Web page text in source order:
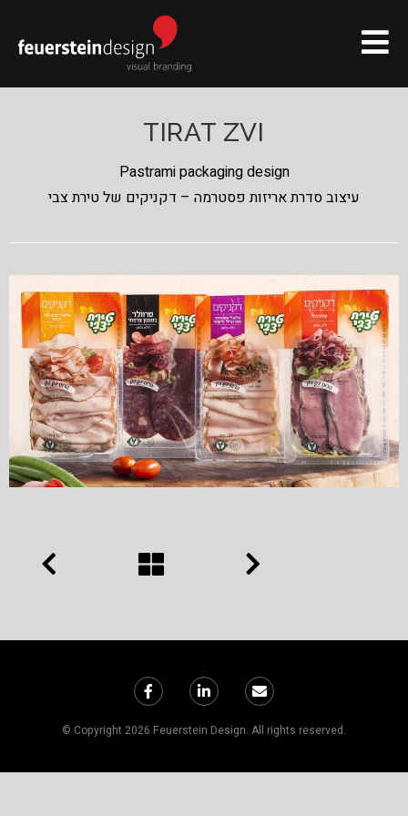
TIRAT ZVI
Pastrami packaging design
עיצוב סדרת אריזות פסטרמה – דקניקים של טירת צבי
© Copyright 2026 Feuerstein Design. All rights reserved.